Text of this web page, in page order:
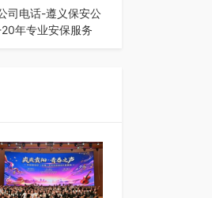
流活动…
司电话-遵义保安公
年专业安保服务